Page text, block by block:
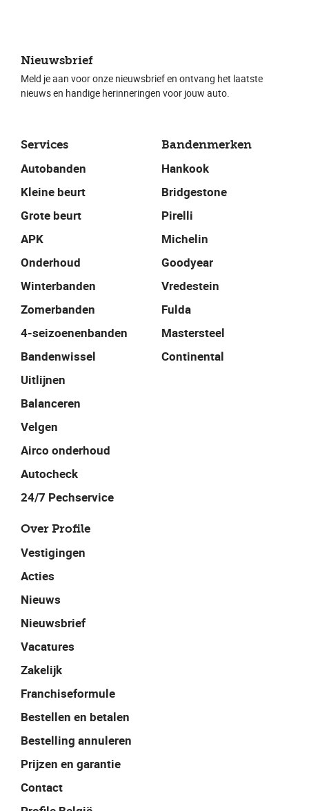
Services
Autobanden
Kleine beurt
Grote beurt
APK
Onderhoud
Winterbanden
Zomerbanden
4-seizoenenbanden
Bandenwissel
Uitlijnen
Balanceren
Velgen
Airco onderhoud
Autocheck
24/7 Pechservice
Bandenmerken
Hankook
Bridgestone
Pirelli
Michelin
Goodyear
Vredestein
Fulda
Mastersteel
Continental
Over Profile
Vestigingen
Acties
Nieuws
Nieuwsbrief
Vacatures
Zakelijk
Franchiseformule
Bestellen en betalen
Bestelling annuleren
Prijzen en garantie
Contact
Nieuwsbrief
Meld je aan voor onze nieuwsbrief en ontvang het laatste
nieuws en handige herinneringen voor jouw auto.